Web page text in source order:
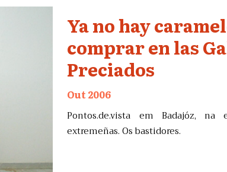
Ya no hay
comprar en las
Preciados
Out 2006
Pontos.de.vista em Badajóz,
extremeñas. Os bastidores.